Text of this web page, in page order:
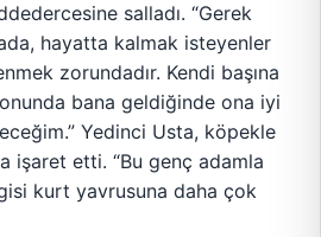
salladı. “Gerek
hayatta kalmak isteyenler
zorundadır. Kendi başına
bana geldiğinde ona iyi
Yedinci Usta, köpekle
işaret etti. “Bu genç adamla
kurt yavrusuna daha çok